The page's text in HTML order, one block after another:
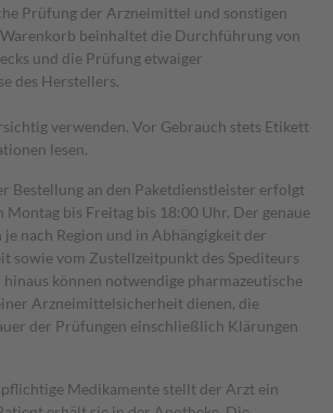
Prüfung der Arzneimittel und sonstigen
beinhaltet die Durchführung von
und die Prüfung etwaiger
des Herstellers.
verwenden. Vor Gebrauch stets Etikett
lesen.
Bestellung an den Paketdienstleister erfolgt
Montag bis Freitag bis 18:00 Uhr. Der genaue
nach Region und in Abhängigkeit der
sowie vom Zustellzeitpunkt des Spediteurs
können notwendige pharmazeutische
Arzneimittelsicherheit dienen, die
der Prüfungen einschließlich Klärungen
Medikamente stellt der Arzt ein